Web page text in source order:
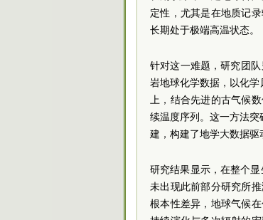
定性，尤其是在地质记
长期处于极端高温状态。
针对这一难题，研究团
岩地球化学数据，以化
上，结合先进的古气候
续温度序列。这一方法突
建，构建了地学大数据驱
研究结果显示，在整个显
未出现此前部分研究所
根本性差异，地球气候